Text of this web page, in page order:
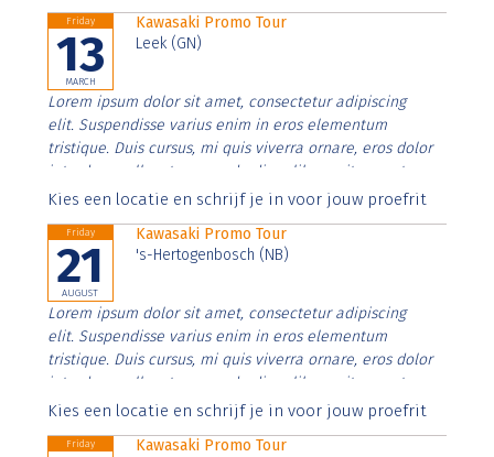
Friday
13
MARCH
Kawasaki Promo Tour
Leek (GN)
Lorem ipsum dolor sit amet, consectetur adipiscing
elit. Suspendisse varius enim in eros elementum
tristique. Duis cursus, mi quis viverra ornare, eros dolor
interdum nulla, ut commodo diam libero vitae erat.
Aenean faucibus nibh et justo cursus id rutrum lorem
Kies een locatie en schrijf je in voor jouw proefrit
Friday
21
AUGUST
Kawasaki Promo Tour
's-Hertogenbosch (NB)
Lorem ipsum dolor sit amet, consectetur adipiscing
elit. Suspendisse varius enim in eros elementum
tristique. Duis cursus, mi quis viverra ornare, eros dolor
interdum nulla, ut commodo diam libero vitae erat.
Aenean faucibus nibh et justo cursus id rutrum lorem
Kies een locatie en schrijf je in voor jouw proefrit
Friday
Kawasaki Promo Tour